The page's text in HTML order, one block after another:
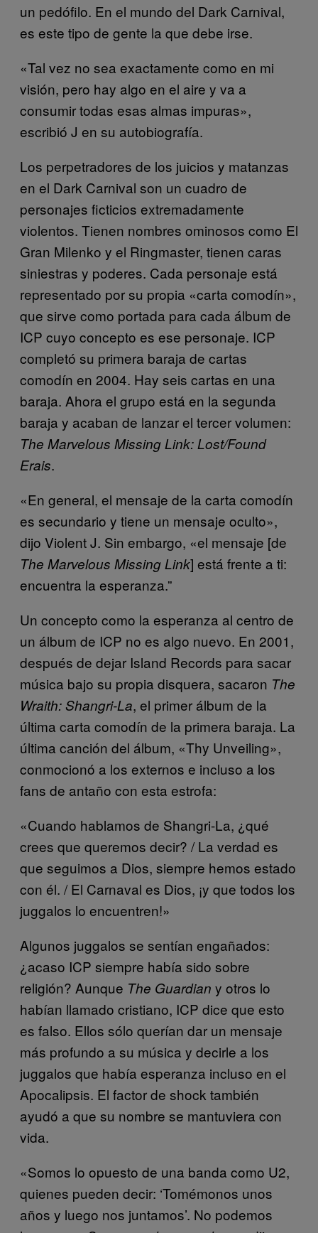
un pedófilo. En el mundo del Dark Carnival,
es este tipo de gente la que debe irse.
«Tal vez no sea exactamente como en mi
visión, pero hay algo en el aire y va a
consumir todas esas almas impuras»,
escribió J en su autobiografía.
Los perpetradores de los juicios y matanzas
en el Dark Carnival son un cuadro de
personajes ficticios extremadamente
violentos. Tienen nombres ominosos como El
Gran Milenko y el Ringmaster, tienen caras
siniestras y poderes. Cada personaje está
representado por su propia «carta comodín»,
que sirve como portada para cada álbum de
ICP cuyo concepto es ese personaje. ICP
completó su primera baraja de cartas
comodín en 2004. Hay seis cartas en una
baraja. Ahora el grupo está en la segunda
baraja y acaban de lanzar el tercer volumen:
The Marvelous Missing Link: Lost/Found
Erais.
«En general, el mensaje de la carta comodín
es secundario y tiene un mensaje oculto»,
dijo Violent J. Sin embargo, «el mensaje [de
The Marvelous Missing Link] está frente a ti:
encuentra la esperanza.”
Un concepto como la esperanza al centro de
un álbum de ICP no es algo nuevo. En 2001,
después de dejar Island Records para sacar
música bajo su propia disquera, sacaron The
Wraith: Shangri-La, el primer álbum de la
última carta comodín de la primera baraja. La
última canción del álbum, «Thy Unveiling»,
conmocionó a los externos e incluso a los
fans de antaño con esta estrofa:
«Cuando hablamos de Shangri-La, ¿qué
crees que queremos decir? / La verdad es
que seguimos a Dios, siempre hemos estado
con él. / El Carnaval es Dios, ¡y que todos los
juggalos lo encuentren!»
Algunos juggalos se sentían engañados:
¿acaso ICP siempre había sido sobre
religión? Aunque The Guardian y otros lo
habían llamado cristiano, ICP dice que esto
es falso. Ellos sólo querían dar un mensaje
más profundo a su música y decirle a los
juggalos que había esperanza incluso en el
Apocalipsis. El factor de shock también
ayudó a que su nombre se mantuviera con
vida.
«Somos lo opuesto de una banda como U2,
quienes pueden decir: ‘Tomémonos unos
años y luego nos juntamos’. No podemos